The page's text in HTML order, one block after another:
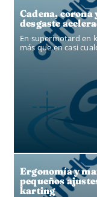
Cadena,
desgaste
En supermotard en
más que en casi
Ergonomía y
pequeños
karting